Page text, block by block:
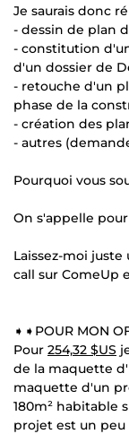
Je saurais donc
- dessin de plan
- constitution
d'un dossier de
- retouche d'un
phase de la
- création des
- autres
Pourquoi vous
On s'appelle pour
Laissez-moi
call sur ComeUp
➧➧POUR MON
Pour 254,32 $US
de la maquette
maquette d'un
180m² habitable
projet est un peu